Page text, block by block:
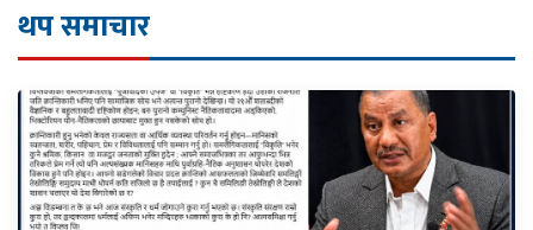
थप समाचार